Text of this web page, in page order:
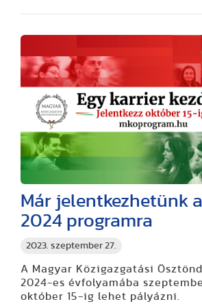
2023. szeptember 27.
Már jelentkezhetünk
2024 programra
A Magyar Közigazgatási
2024-es évfolyamába
október 15-ig lehet pályázni.